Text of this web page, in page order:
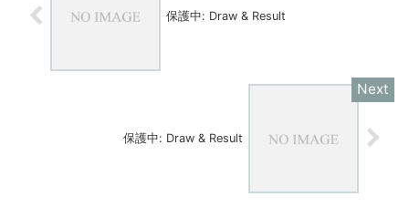
保護中: Draw & Result
保護中: Draw & Result